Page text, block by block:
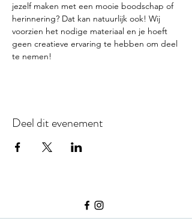
jezelf maken met een mooie boodschap of
herinnering? Dat kan natuurlijk ook! Wij
voorzien het nodige materiaal en je hoeft
geen creatieve ervaring te hebben om deel
te nemen!
Deel dit evenement